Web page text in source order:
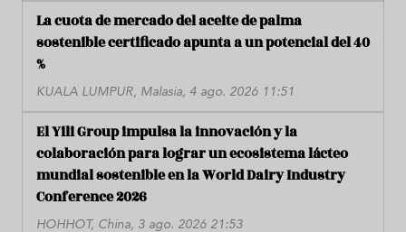
La cuota de mercado del aceite de palma
sostenible certificado apunta a un potencial del 40
%
KUALA LUMPUR, Malasia, 4 ago. 2026 11:51
El Yili Group impulsa la innovación y la
colaboración para lograr un ecosistema lácteo
mundial sostenible en la World Dairy Industry
Conference 2026
HOHHOT, China, 3 ago. 2026 21:53